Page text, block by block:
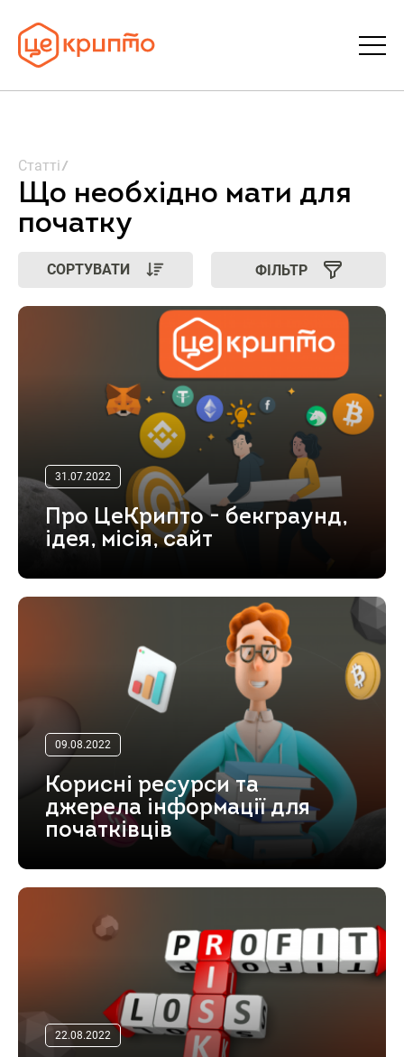
Про ЦеКрипто
Увійти | Реєстрація
Статті
Що необхідно мати для
початку
СОРТУВАТИ ФІЛЬТР
31.07.2022
Про ЦеКрипто - бекграунд,
ідея, місія, сайт
09.08.2022
Корисні ресурси та
джерела інформації для
початківців
22.08.2022